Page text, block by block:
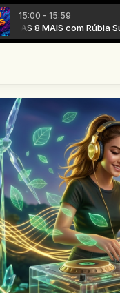
15:00 - 15:59
AS 8 MAIS com Rúbia